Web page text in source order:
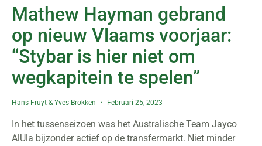
Mathew Hayman gebrand
op nieuw Vlaams voorjaar:
“Stybar is hier niet om
wegkapitein te spelen”
Hans Fruyt &Yves Brokken Februari 25, 2023
In het tussenseizoen was het Australische Team Jayco
AlUla bijzonder actief op de transfermarkt. Niet minder